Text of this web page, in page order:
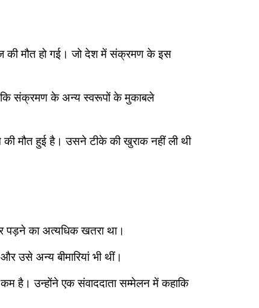
की मौत हो गई। जो देश में संक्रमण के इस
कि संक्रमण के अन्य स्वरूपों के मुकाबले
की मौत हुई है। उसने टीके की खुराक नहीं ली थी
पड़ने का अत्यधिक खतरा था।
उसे अन्य बीमारियां भी थीं।
है। उन्होंने एक संवाददाता सम्मेलन में कहाकि